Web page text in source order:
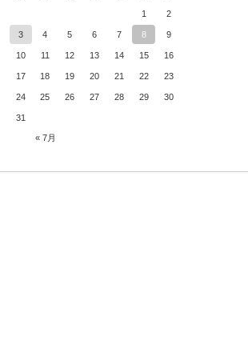
« 7月
1 2
3 4 5 6 7 8 9
10 11 12 13 14 15 16
17 18 19 20 21 22 23
24 25 26 27 28 29 30
31